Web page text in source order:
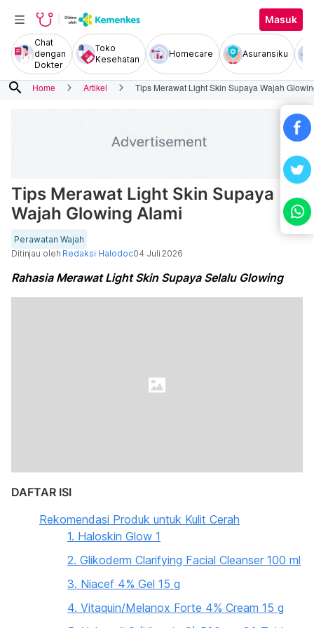
Masuk
Chat
dengan
Dokter
Toko
Kesehatan
Homecare Asuransiku
search Home Artikel Tips Merawat Light Skin Supaya Wajah
Tips Merawat Light Skin Supaya
Wajah Glowing Alami
Perawatan Wajah
Ditinjau oleh Redaksi Halodoc04 Juli 2026
Rahasia Merawat Light Skin Supaya Selalu Glowing
DAFTAR ISI
Rekomendasi Produk untuk Kulit Cerah
1. Haloskin Glow 1
2. Glikoderm Clarifying Facial Cleanser 100 ml
3. Niacef 4% Gel 15 g
4. Vitaquin/Melanox Forte 4% Cream 15 g